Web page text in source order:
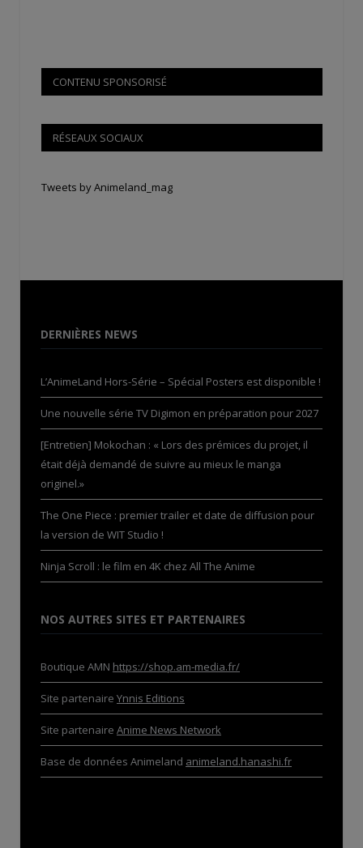
CONTENU SPONSORISÉ
RÉSEAUX SOCIAUX
Tweets by Animeland_mag
DERNIÈRES NEWS
L’AnimeLand Hors-Série – Spécial Posters est disponible !
Une nouvelle série TV Digimon en préparation pour 2027
[Entretien] Mokochan : « Lors des prémices du projet, il
était déjà demandé de suivre au mieux le manga
originel.»
The One Piece : premier trailer et date de diffusion pour
la version de WIT Studio !
Ninja Scroll : le film en 4K chez All The Anime
NOS AUTRES SITES ET PARTENAIRES
Boutique AMN https://shop.am-media.fr/
Site partenaire Ynnis Editions
Site partenaire Anime News Network
Base de données Animeland animeland.hanashi.fr